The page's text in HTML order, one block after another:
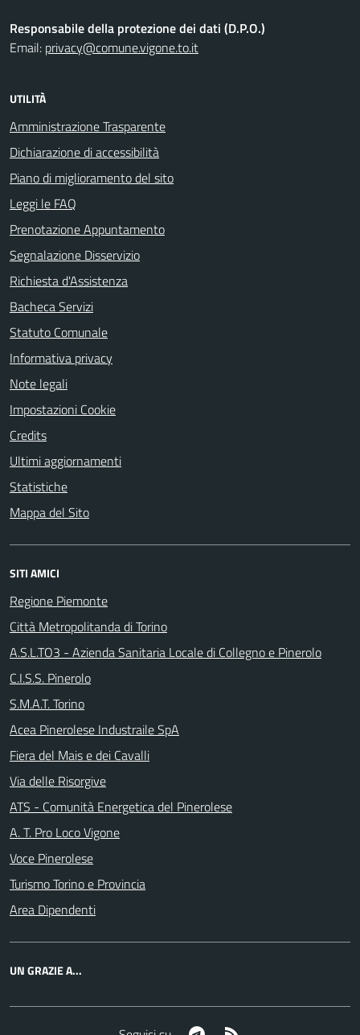
Responsabile della protezione dei dati (D.P.O.)
Email: privacy@comune.vigone.to.it
UTILITÀ
Amministrazione Trasparente
Dichiarazione di accessibilità
Piano di miglioramento del sito
Leggi le FAQ
Prenotazione Appuntamento
Segnalazione Disservizio
Richiesta d'Assistenza
Bacheca Servizi
Statuto Comunale
Informativa privacy
Note legali
Impostazioni Cookie
Credits
Ultimi aggiornamenti
Statistiche
Mappa del Sito
SITI AMICI
Regione Piemonte
Città Metropolitanda di Torino
A.S.L.TO3 - Azienda Sanitaria Locale di Collegno e Pinerolo
C.I.S.S. Pinerolo
S.M.A.T. Torino
Acea Pinerolese Industraile SpA
Fiera del Mais e dei Cavalli
Via delle Risorgive
ATS - Comunità Energetica del Pinerolese
A. T. Pro Loco Vigone
Voce Pinerolese
Turismo Torino e Provincia
Area Dipendenti
UN GRAZIE A...